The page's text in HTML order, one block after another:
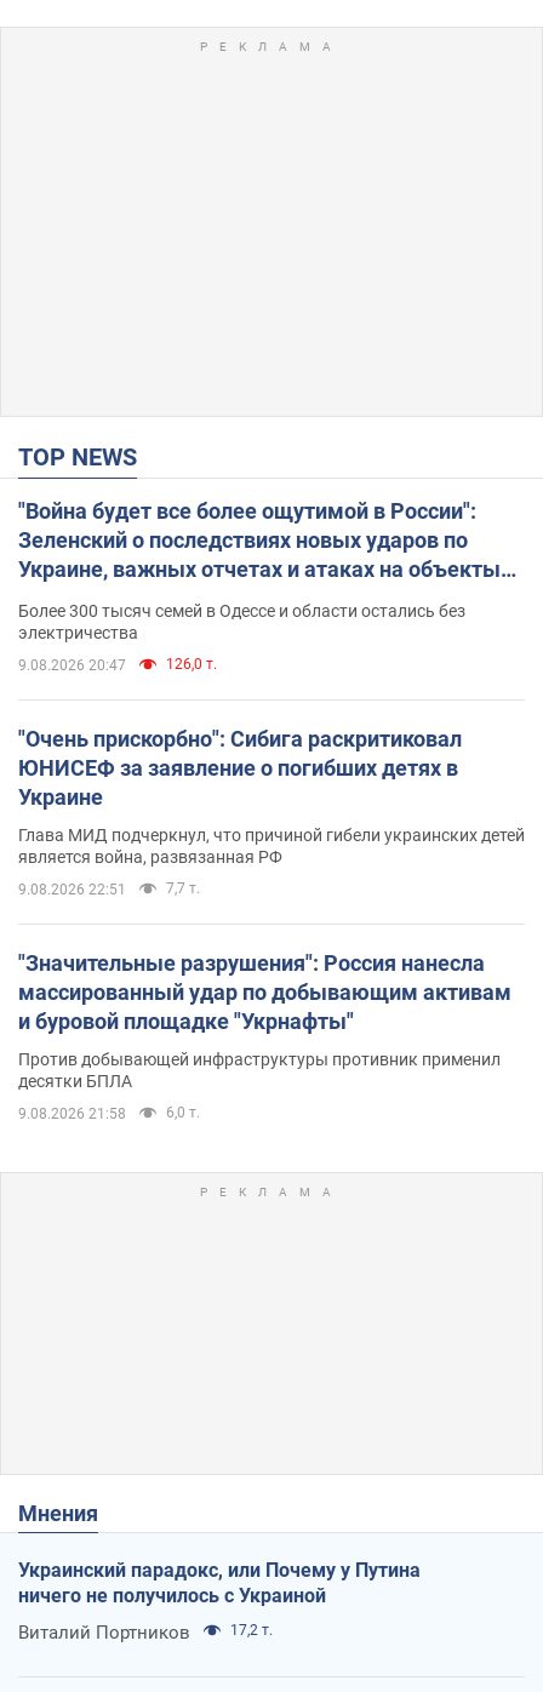
TOP NEWS
"Война будет все более ощутимой в России":
Зеленский о последствиях новых ударов по
Украине, важных отчетах и атаках на объекты
противника. Видео
Более 300 тысяч семей в Одессе и области остались без
электричества
9.08.2026 20:47 126,0 т.
"Очень прискорбно": Сибига раскритиковал
ЮНИСЕФ за заявление о погибших детях в
Украине
Глава МИД подчеркнул, что причиной гибели украинских детей
является война, развязанная РФ
9.08.2026 22:51 7,7 т.
"Значительные разрушения": Россия нанесла
массированный удар по добывающим активам
и буровой площадке "Укрнафты"
Против добывающей инфраструктуры противник применил
десятки БПЛА
9.08.2026 21:58 6,0 т.
Мнения
Украинский парадокс, или Почему у Путина
ничего не получилось с Украиной
Виталий Портников 17,2 т.